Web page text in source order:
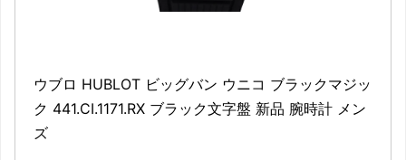
ウブロ HUBLOT ビッグバン ウニコ ブラックマジッ
ク 441.CI.1171.RX ブラック文字盤 新品 腕時計 メン
ズ